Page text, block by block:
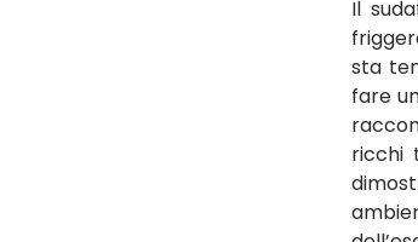
Il
sta
fare
ricchi